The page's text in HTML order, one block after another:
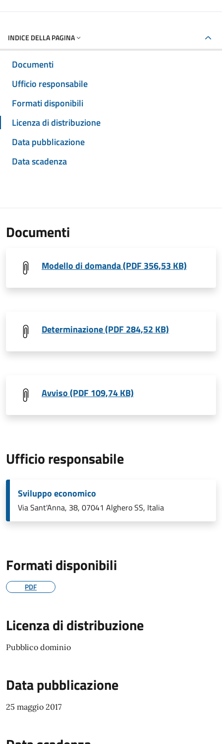
INDICE DELLA PAGINA
Documenti
Ufficio responsabile
Formati disponibili
Licenza di distribuzione
Data pubblicazione
Data scadenza
Documenti
Modello di domanda (PDF 356,53 KB)
Determinazione (PDF 284,52 KB)
Avviso (PDF 109,74 KB)
Ufficio responsabile
Sviluppo economico
Via Sant'Anna, 38, 07041 Alghero SS, Italia
Formati disponibili
PDF
Licenza di distribuzione
Pubblico dominio
Data pubblicazione
25 maggio 2017